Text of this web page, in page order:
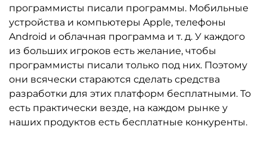
программисты писали программы. Мобильные
устройства и компьютеры Apple, телефоны
Android и облачная программа и т. д. У каждого
из больших игроков есть желание, чтобы
программисты писали только под них. Поэтому
они всячески стараются сделать средства
разработки для этих платформ бесплатными. То
есть практически везде, на каждом рынке у
наших продуктов есть бесплатные конкуренты.